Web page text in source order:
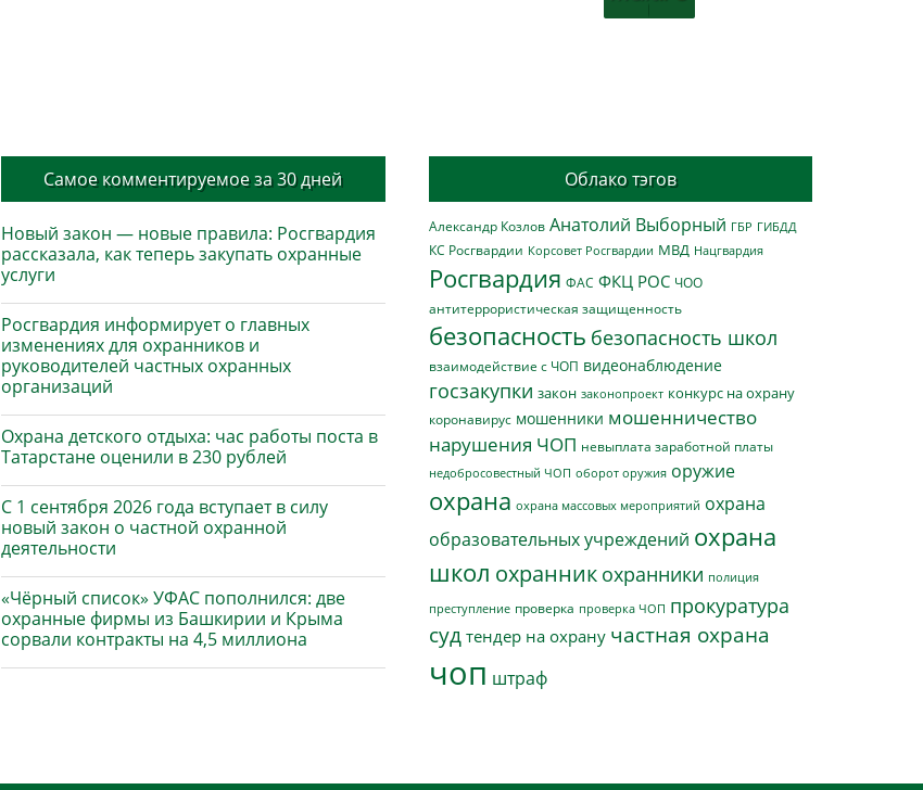
Самое комментируемое за 30 дней
Новый закон — новые правила: Росгвардия
рассказала, как теперь закупать охранные
услуги
Росгвардия информирует о главных
изменениях для охранников и
руководителей частных охранных
организаций
Охрана детского отдыха: час работы поста в
Татарстане оценили в 230 рублей
С 1 сентября 2026 года вступает в силу
новый закон о частной охранной
деятельности
«Чёрный список» УФАС пополнился: две
охранные фирмы из Башкирии и Крыма
сорвали контракты на 4,5 миллиона
Облако тэгов
Александр Козлов Анатолий Выборный ГБР ГИБДД
КС Росгвардии Корсовет Росгвардии МВД Нацгвардия
Росгвардия ФАС ФКЦ РОС ЧОО
антитеррористическая защищенность
безопасность безопасность школ
взаимодействие с ЧОП видеонаблюдение
госзакупки закон законопроект конкурс на охрану
коронавирус мошенники мошенничество
нарушения ЧОП невыплата заработной платы
недобросовестный ЧОП оборот оружия оружие
охрана охрана массовых мероприятий охрана
образовательных учреждений охрана
школ охранник охранники полиция
преступление проверка проверка ЧОП прокуратура
суд тендер на охрану частная охрана
чоп штраф